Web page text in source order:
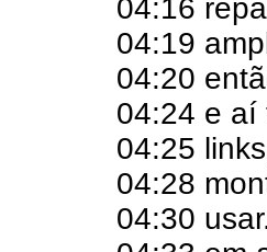
04:16
04:19
04:20
04:24 e aí
04:25
04:28
04:30